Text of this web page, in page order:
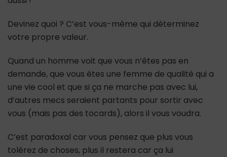
Devinez quoi ? C’est vous-même qui déterminez
votre propre valeur.
Quand un homme voit que vous n’êtes pas en
demande, que vous êtes une femme de qualité qui a
une vie cool et que si ça ne marche pas avec lui,
d’autres mecs seraient partants pour sortir avec
vous (mais pas des tocards), alors il vous voudra.
C’est paradoxal car vous pensez que plus vous
tolérez de choses, plus il restera car ça lui